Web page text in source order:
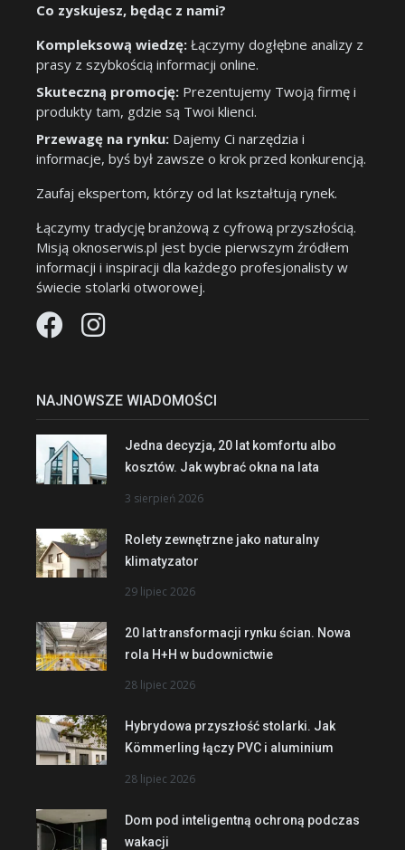
Co zyskujesz, będąc z nami?
Kompleksową wiedzę: Łączymy dogłębne analizy z
prasy z szybkością informacji online.
Skuteczną promocję: Prezentujemy Twoją firmę i
produkty tam, gdzie są Twoi klienci.
Przewagę na rynku: Dajemy Ci narzędzia i
informacje, byś był zawsze o krok przed konkurencją.
Zaufaj ekspertom, którzy od lat kształtują rynek.
Łączymy tradycję branżową z cyfrową przyszłością.
Misją oknoserwis.pl jest bycie pierwszym źródłem
informacji i inspiracji dla każdego profesjonalisty w
świecie stolarki otworowej.
NAJNOWSZE WIADOMOŚCI
Jedna decyzja, 20 lat komfortu albo
kosztów. Jak wybrać okna na lata
3 sierpień 2026
Rolety zewnętrzne jako naturalny
klimatyzator
29 lipiec 2026
20 lat transformacji rynku ścian. Nowa
rola H+H w budownictwie
28 lipiec 2026
Hybrydowa przyszłość stolarki. Jak
Kömmerling łączy PVC i aluminium
28 lipiec 2026
Dom pod inteligentną ochroną podczas
wakacji